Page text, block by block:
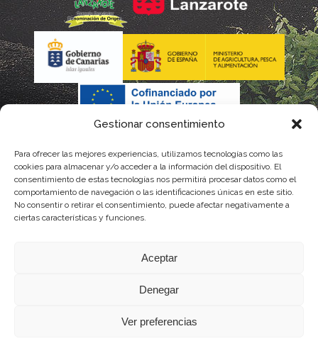
Gestionar consentimiento
Para ofrecer las mejores experiencias, utilizamos tecnologías como las
cookies para almacenar y/o acceder a la información del dispositivo. El
consentimiento de estas tecnologías nos permitirá procesar datos como el
comportamiento de navegación o las identificaciones únicas en este sitio.
No consentir o retirar el consentimiento, puede afectar negativamente a
ciertas características y funciones.
Aceptar
Denegar
Ver preferencias
La gestión de la DOP Lanzarote realizada por este Consejo
Regulador es financiada, parcialmente, por el Gobierno de
Canarias
Instituto Canario de Calidad Agroalimentaria